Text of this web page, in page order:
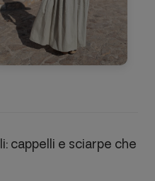
cappelli e sciarpe che